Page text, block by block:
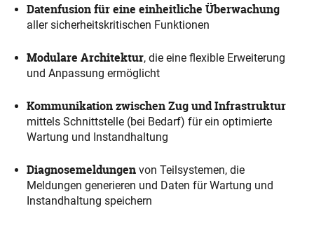
Datenfusion für eine einheitliche Überwachung
aller sicherheitskritischen Funktionen
Modulare Architektur, die eine flexible Erweiterung
und Anpassung ermöglicht
Kommunikation zwischen Zug und Infrastruktur
mittels Schnittstelle (bei Bedarf) für ein optimierte
Wartung und Instandhaltung
Diagnosemeldungenvon Teilsystemen, die
Meldungen generieren und Daten für Wartung und
Instandhaltung speichern